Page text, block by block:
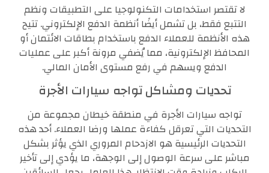
لا تقتصر استخدامات التكنولوجيا على التطبيقات ونظم
التتبع فقط، بل تشمل أيضًا أنظمة الدفع الإلكتروني. تتيح
هذه الأنظمة للعملاء الدفع باستخدام بطاقات الائتمان أو
المحافظ الإلكترونية، مما يُضفي مرونة أكبر على عمليات
الدفع ويسهم في رفع مستوى الأمان المالي.
تحديات ومشاكل تواجه سيارات الأجرة
تواجه سيارات الأجرة في منطقة خيطان مجموعة من
التحديات التي تعرقل كفاءة عملها ورضا العملاء. أحد هذه
التحديات الرئيسية هو الازدحام المروري الذي يؤثر بشكل
مباشر على سرعة الوصول إلى الوجهة، ما يؤدي إلى تأخير